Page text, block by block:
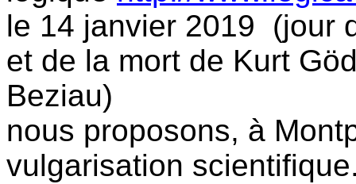
le 14 janvier 2019 (jour
et de la mort de Kurt
Beziau)
nous proposons, à
vulgarisation